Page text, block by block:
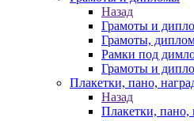
Назад
Грамоты и
Грамоты,
Рамки под
Грамоты и
Плакетки, пано,
Назад
Плакетки, пано,